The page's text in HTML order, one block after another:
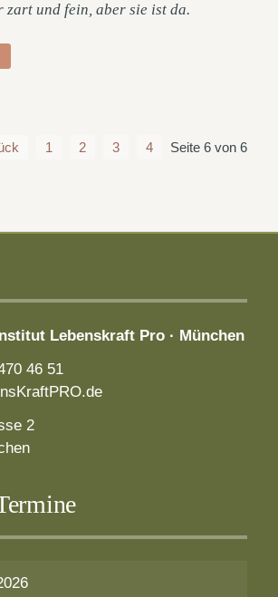
zart und fein, aber sie ist da.
Seite 6 von 6
1 2 3
4
Lebenskraft Pro · München
46 51
2